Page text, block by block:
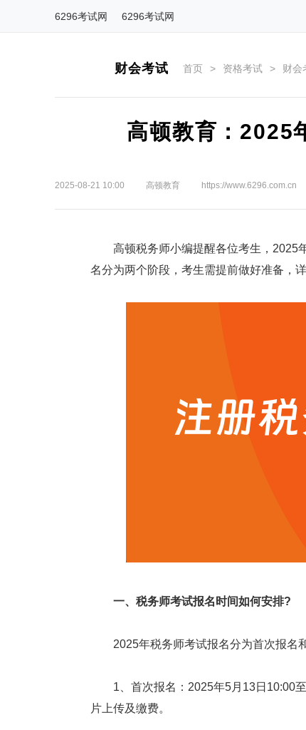
6296考试网 6296考试网
财会考试 首页 > 资格考试 > 财会
高顿教育：2025
2025-08-21 10:00 高顿教育 https://www.6296.com.cn
高顿税务师小编提醒各位考生，2025年
名分为两个阶段，考生需提前做好准备，
一、税务师考试报名时间如何安排?
2025年税务师考试报名分为首次报名和
1、首次报名：2025年5月13日10:00至
片上传及缴费。